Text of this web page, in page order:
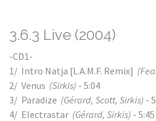
3.6.3 Live (2004)
-CD1-
1/ Intro Natja [L.A.M.F. Remix]
2/ Venus (Sirkis) - 5:04
3/ Paradize (Gérard, Scott, Sirkis) -
4/ Electrastar (Gérard, Sirkis) - 5:45